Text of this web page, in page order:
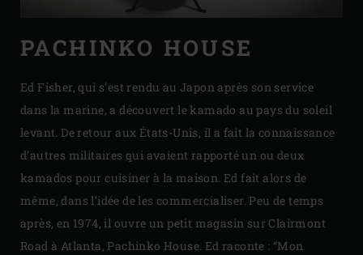
PACHINKO HOUSE
Ed Fisher, qui s’est rendu au Japon après son service
dans la marine, a découvert le kamado au pays du soleil
levant. De retour aux États-Unis, il a fait la connaissance
d’autres militaires qui avaient rapporté un ou deux
kamados pour cuisiner à la maison. Ed fait alors de
même, dans l’idée de les commercialiser. Peu de temps
après, en 1974, il ouvre un petit magasin sur Clairmont
Road à Atlanta, Pachinko House. Ed raconte : “Mon